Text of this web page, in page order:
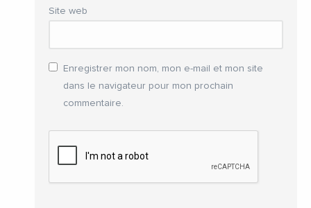
Site web
Enregistrer mon nom, mon e-mail et mon site
dans le navigateur pour mon prochain
commentaire.